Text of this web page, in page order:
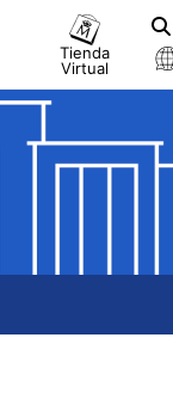
Tienda
Virtual